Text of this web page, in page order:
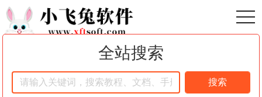
全站搜索
搜索